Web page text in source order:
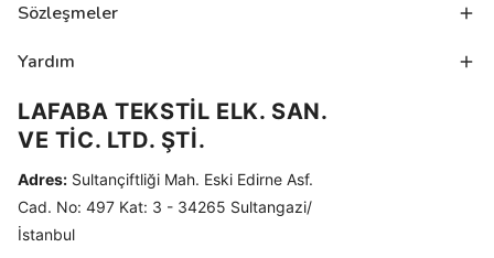
Sözleşmeler
Yardım
LAFABA TEKSTİL ELK. SAN.
VE TİC. LTD. ŞTİ.
Adres: Sultançiftliği Mah. Eski Edirne Asf.
Cad. No: 497 Kat: 3 - 34265 Sultangazi/
İstanbul